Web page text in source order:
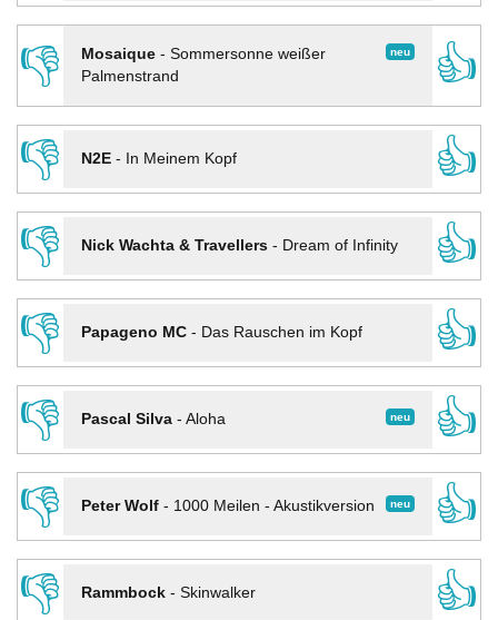
👎
neu
Mosaique- Sommersonne weißer
Palmenstrand
👍
👎
N2E- In Meinem Kopf
👍
👎
Nick Wachta & Travellers- Dream of Infinity
👍
👎
Papageno MC- Das Rauschen im Kopf
👍
👎
neu
Pascal Silva- Aloha
👍
👎
neu
Peter Wolf- 1000 Meilen - Akustikversion
👍
👎
Rammbock- Skinwalker
👍